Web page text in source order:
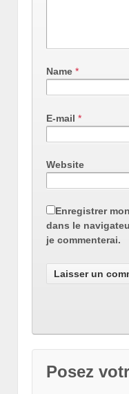
Name *
E-mail *
Website
Enregistrer
dans le
je commenterai.
Posez